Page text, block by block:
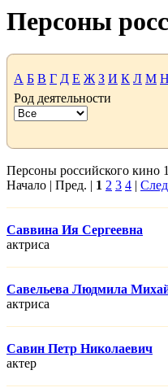
Персоны
А Б В Г Д Е Ж З И К Л М Н
Род деятельности
Персоны российского кино
Начало | Пред. | 1 2 3 4 |
Саввина Ия Сергеевна
актриса
Савельева Людмила
актриса
Савин Петр Николаевич
актер